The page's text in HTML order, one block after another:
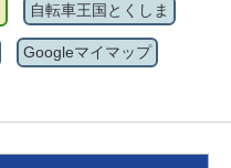
自転車王国とくしま
Googleマイマップ